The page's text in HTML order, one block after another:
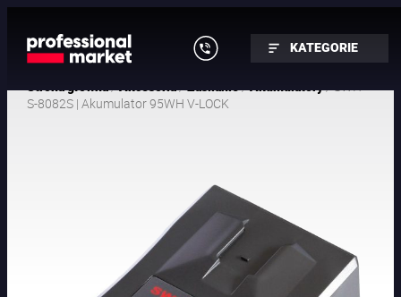
KATEGORIE
/ / /
/ SWIT
S-8082S | Akumulator 95WH V-LOCK